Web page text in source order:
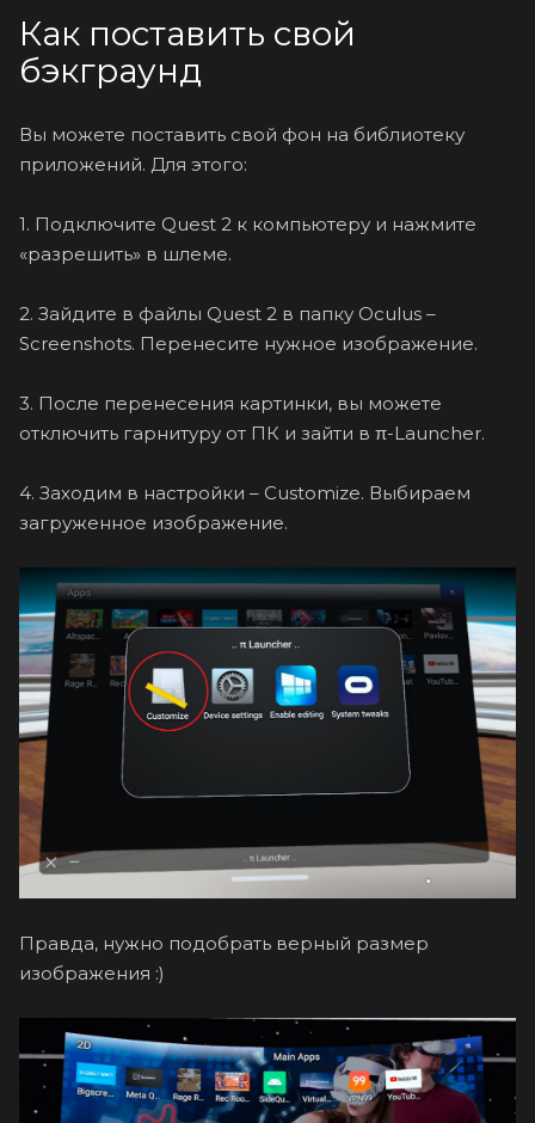
Как поставить свой
бэкграунд
Вы можете поставить свой фон на библиотеку
приложений. Для этого:
1. Подключите Quest 2 к компьютеру и нажмите
«разрешить» в шлеме.
2. Зайдите в файлы Quest 2 в папку Oculus –
Screenshots. Перенесите нужное изображение.
3. После перенесения картинки, вы можете
отключить гарнитуру от ПК и зайти в π-Launcher.
4. Заходим в настройки – Customize. Выбираем
загруженное изображение.
Правда, нужно подобрать верный размер
изображения :)